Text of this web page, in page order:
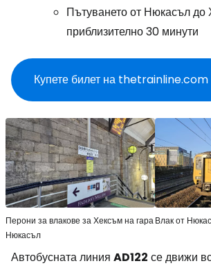
Пътуването от Нюкасъл
приблизително 30 минути
Купете билет на thetrainline.com
Перони за влакове за Хексъм на гара
Нюкасъл
Влак от
Автобусната линия AD122 се движи